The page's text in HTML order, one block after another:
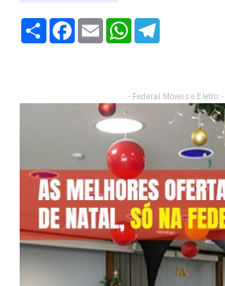
Share Facebook
Email WhatsApp
- Federal Móveis e Eletro: -